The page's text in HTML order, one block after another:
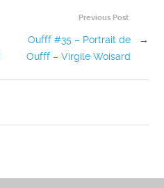
Previous Post
Oufff #35 – Portrait de
Oufff – Virgile Woisard
→